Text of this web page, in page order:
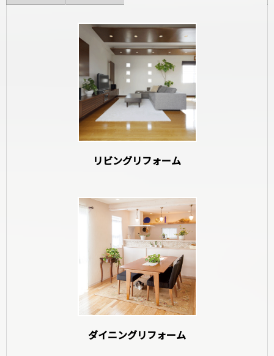
和室リフォーム
寝室リフォーム
リビングリフォーム
ダイニングリフォーム